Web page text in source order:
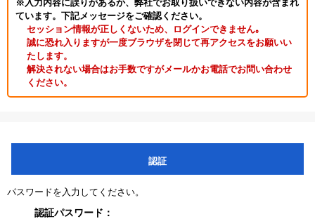
※入力内容に誤りがあるか、弊社でお取り扱いできない内容が含まれ
ています。下記メッセージをご確認ください。
セッション情報が正しくないため、ログインできません｡
誠に恐れ入りますが一度ブラウザを閉じて再アクセスをお願いい
たします。
解決されない場合はお手数ですがメールかお電話でお問い合わせ
ください。
認証
パスワードを入力してください。
認証パスワード：